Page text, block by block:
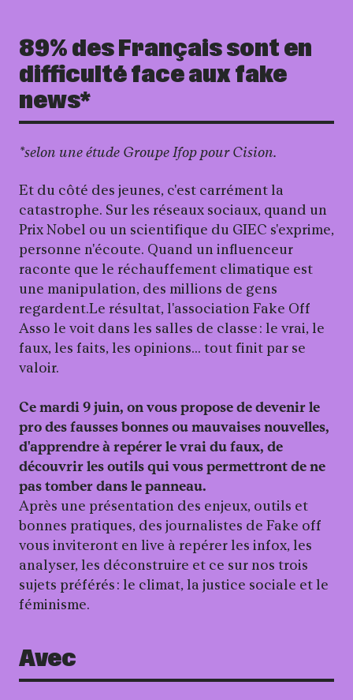
89% des Français sont en
difficulté face aux fake
news*
*selon une étude Groupe Ifop pour Cision.
Et du côté des jeunes, c'est carrément la
catastrophe. Sur les réseaux sociaux, quand un
Prix Nobel ou un scientifique du GIEC s'exprime,
personne n'écoute. Quand un influenceur
raconte que le réchauffement climatique est
une manipulation, des millions de gens
regardent.Le résultat, l'association Fake Off
Asso le voit dans les salles de classe : le vrai, le
faux, les faits, les opinions... tout finit par se
valoir.
Ce mardi 9 juin, on vous propose de devenir le
pro des fausses bonnes ou mauvaises nouvelles,
d'apprendre à repérer le vrai du faux, de
découvrir les outils qui vous permettront de ne
pas tomber dans le panneau.
Après une présentation des enjeux, outils et
bonnes pratiques, des journalistes de Fake off
vous inviteront en live à repérer les infox, les
analyser, les déconstruire et ce sur nos trois
sujets préférés : le climat, la justice sociale et le
féminisme.
Avec